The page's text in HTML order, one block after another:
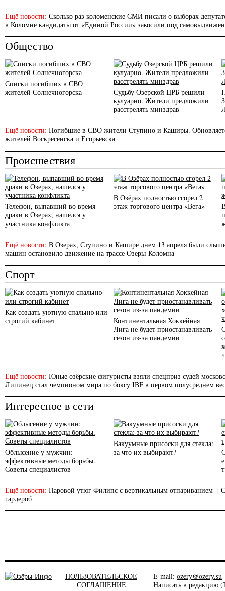
Ещё новости: Сколько раз коломенские СМИ писали о выборах
в Коломне кандидаты от «Единой России» закосили под
Общество
Списки погибших в СВО
жителей Солнечногорска
Судьбу Озерской ЦРБ решили
кулуарно. Жители предложили
расстрелять минздрав
Ещё новости: Погибшие в СВО жители Ступино и Каширы.
жителей Воскресенска и Егорьевска
Происшествия
Телефон, выпавший во время
драки в Озерах, нашелся у
участника конфликта
В Озёрах полностью сгорел 2
этаж торгового центра «Вега»
Ещё новости: В Озерах, Ступино и Кашире днем 13 апреля были
машин остановило движение на трассе Озеры-Коломна
Спорт
Как создать уютную спальню или
строгий кабинет
Континентальная Хоккейная
Лига не будет приостанавливать
сезон из-за пандемии
Ещё новости: Юные озёрские фигуристы взяли спецприз судей
Липинец стал чемпионом мира по боксу IBF в первом полусреднем
Интересное в сети
Облысение у мужчин:
эффективные методы борьбы.
Советы специалистов
Вакуумные присоски для стекла:
за что их выбирают?
Ещё новости: Паровой утюг Филипс с вертикальным отпариванием |
гардероб
ПОЛЬЗОВАТЕЛЬСКОЕ
СОГЛАШЕНИЕ
E-mail: ozery@ozery.su
Написать в редакцию